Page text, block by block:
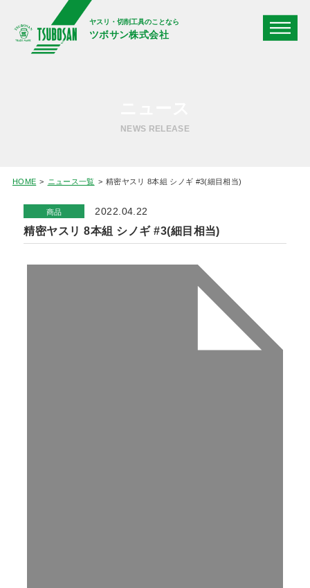
ヤスリ・切削工具のことなら
ツボサン株式会社
NEWS RELEASE
HOME ニュース一覧 精密ヤスリ 8本組 シノギ #3(細目相当)
商品 2022.04.22
精密ヤスリ 8本組 シノギ #3(細目相当)